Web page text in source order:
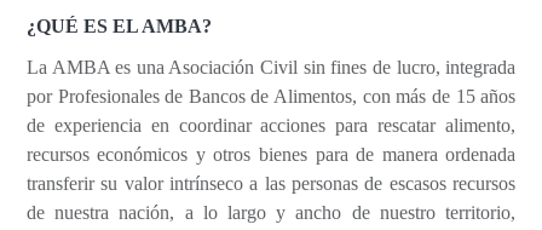
¿QUÉ ES EL AMBA?
La AMBA es una Asociación Civil sin fines de lucro, integrada
por Profesionales de Bancos de Alimentos, con más de 15 años
de experiencia en coordinar acciones para rescatar alimento,
recursos económicos y otros bienes para de manera ordenada
transferir su valor intrínseco a las personas de escasos recursos
de nuestra nación, a lo largo y ancho de nuestro territorio,